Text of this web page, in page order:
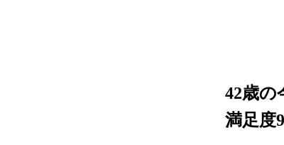
42歳の
満足度